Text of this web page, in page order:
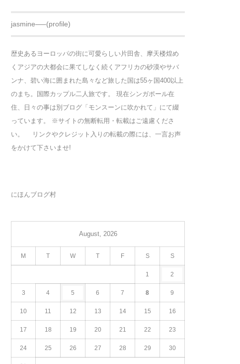
jasmine—–(profile)
歴史あるヨーロッパの街に可愛らしい片田舎、摩天楼煌め
くアジアの大都会に果てしなく続くアフリカの砂漠やサバ
ンナ、碧い海に囲まれた島々など旅した国は55ヶ国400以上
のまち。国際カップル二人旅です。 現在シンガポール在
住、日々の事は別ブログ「モンスーンに吹かれて」にて綴
っています。 ※サイトの無断転用・転載はご遠慮くださ
い。 リンクやクレジット入りの転載の際には、一言お声
をかけて下さいませ!
にほんブログ村
August, 2026
M T W T F S S
1 2
3 4 5 6 7 8 9
10 11 12 13 14 15 16
17 18 19 20 21 22 23
24 25 26 27 28 29 30